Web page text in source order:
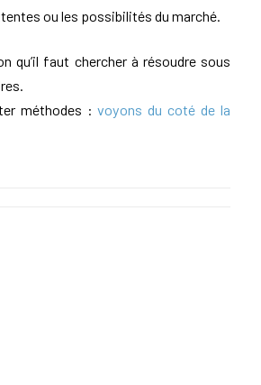
ou les possibilités du marché.
qu’il faut chercher à résoudre sous
méthodes :voyons du coté de la